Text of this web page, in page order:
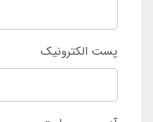
پست الکترونیک